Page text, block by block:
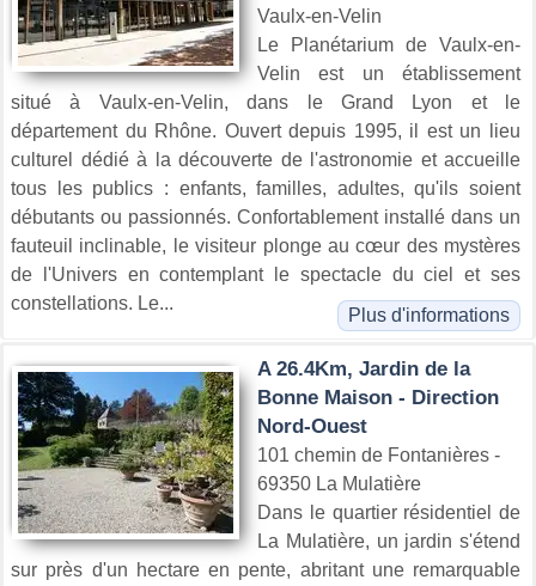
Vaulx-en-Velin
Le Planétarium de Vaulx-en-
Velin est un établissement
situé à Vaulx-en-Velin, dans le Grand Lyon et le
département du Rhône. Ouvert depuis 1995, il est un lieu
culturel dédié à la découverte de l'astronomie et accueille
tous les publics : enfants, familles, adultes, qu'ils soient
débutants ou passionnés. Confortablement installé dans un
fauteuil inclinable, le visiteur plonge au cœur des mystères
de l'Univers en contemplant le spectacle du ciel et ses
constellations. Le...
Plus d'informations
A 26.4Km, Jardin de la
Bonne Maison - Direction
Nord-Ouest
101 chemin de Fontanières -
69350 La Mulatière
Dans le quartier résidentiel de
La Mulatière, un jardin s'étend
sur près d'un hectare en pente, abritant une remarquable